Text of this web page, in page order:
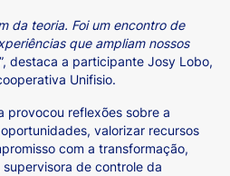
da teoria. Foi um encontro de
que ampliam nossos
”, destaca a participante Josy Lobo,
Unifisio.
provocou reflexões sobre a
valorizar recursos
com a transformação,
de controle da